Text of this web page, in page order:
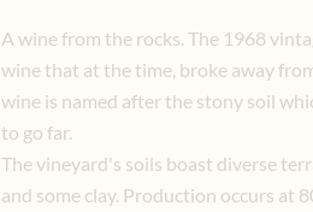
A wine from the rocks. The 1968
wine that at the time, broke away
wine is named after the stony soil
to go far.
The vineyard's soils boast diverse
and some clay. Production occurs at